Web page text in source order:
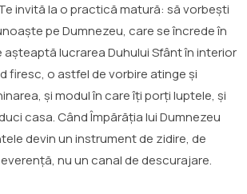
invită la o practică matură: să vorbești
pe Dumnezeu, care se încrede în
așteaptă lucrarea Duhului Sfânt în interior
firesc, o astfel de vorbire atinge și
și modul în care îți porți luptele, și
casa. Când Împărăția lui Dumnezeu
devin un instrument de zidire, de
nu un canal de descurajare.